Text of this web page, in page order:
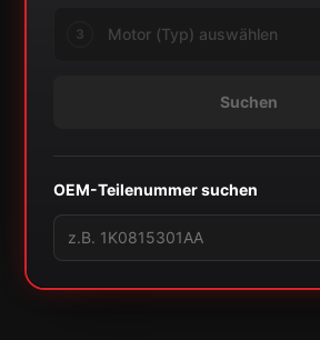
3
Suchen
OEM-Teilenummer suchen